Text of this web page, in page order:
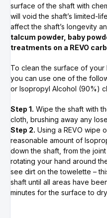
surface of the shaft with
will void the shaft’s limited-
affect the shaft’s longevity
talcum powder, baby
treatments on a REVO
To clean the surface of your
you can use one of the
or Isopropyl Alcohol (90%)
Step 1. Wipe the shaft with
cloth, brushing away any
Step 2. Using a REVO wipe
reasonable amount of
down the shaft, from the
rotating your hand around
see dirt on the towelette –
shaft until all areas have
minutes for the surface to